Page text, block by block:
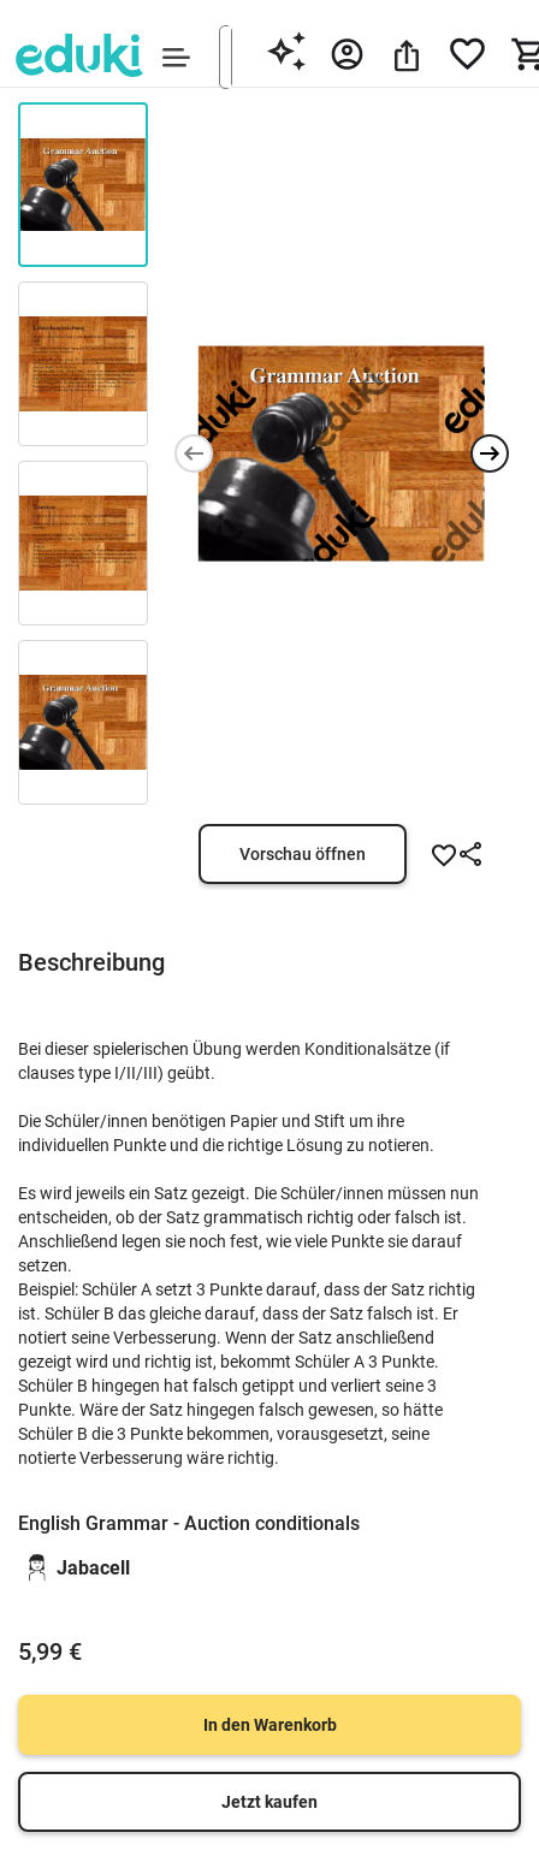
Vorschau öffnen
Beschreibung
Bei dieser spielerischen Übung werden Konditionalsätze (if
clauses type I/II/III) geübt.
Die Schüler/innen benötigen Papier und Stift um ihre
individuellen Punkte und die richtige Lösung zu notieren.
Es wird jeweils ein Satz gezeigt. Die Schüler/innen müssen nun
entscheiden, ob der Satz grammatisch richtig oder falsch ist.
Anschließend legen sie noch fest, wie viele Punkte sie darauf
setzen.
Beispiel: Schüler A setzt 3 Punkte darauf, dass der Satz richtig
ist. Schüler B das gleiche darauf, dass der Satz falsch ist. Er
notiert seine Verbesserung. Wenn der Satz anschließend
gezeigt wird und richtig ist, bekommt Schüler A 3 Punkte.
Schüler B hingegen hat falsch getippt und verliert seine 3
Punkte. Wäre der Satz hingegen falsch gewesen, so hätte
Schüler B die 3 Punkte bekommen, vorausgesetzt, seine
notierte Verbesserung wäre richtig.
English Grammar - Auction conditionals
Jabacell
5,99 €
In den Warenkorb
Jetzt kaufen